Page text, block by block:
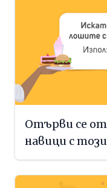
Отърви се
навици с